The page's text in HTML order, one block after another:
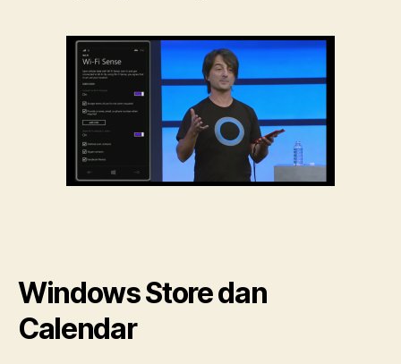
Windows Store dan
Calendar